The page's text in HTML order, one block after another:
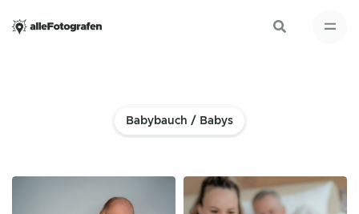
Babybauch / Babys